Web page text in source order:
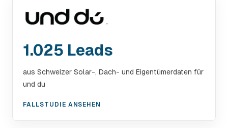
1.025 Leads
aus Schweizer Solar-, Dach- und Eigentümerdaten für
und du
FALLSTUDIE ANSEHEN